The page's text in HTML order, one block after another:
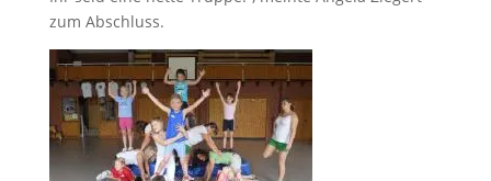
zum Abschluss.